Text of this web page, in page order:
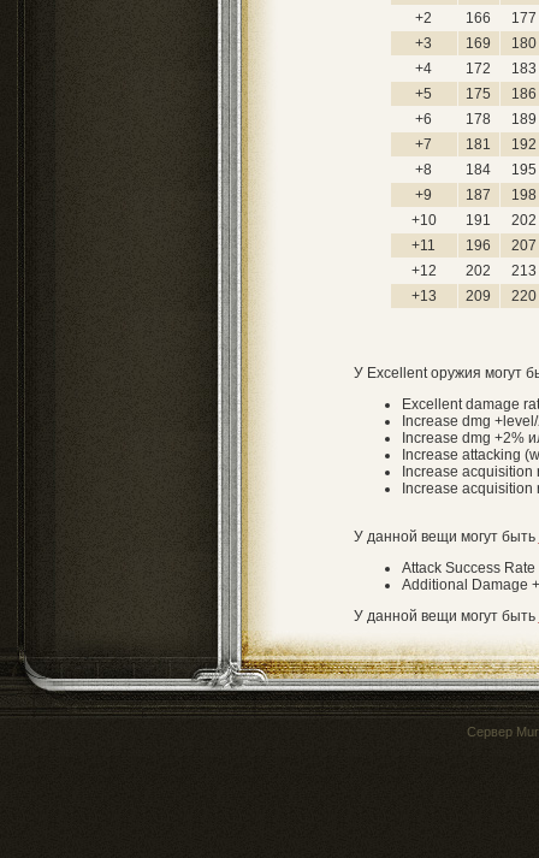
+2
166
177
+3
169
180
+4
172
183
+5
175
186
+6
178
189
+7
181
192
+8
184
195
+9
187
198
+10
191
202
+11
196
207
+12
202
213
+13
209 220
У Excellent оружия могут
Excellent damage
Increase dmg
Increase dmg +2%
Increase attacking
Increase acquisition
Increase
У данной вещи могут быть
Attack Success Rate
Additional Damage
У данной вещи могут быть
Сервер